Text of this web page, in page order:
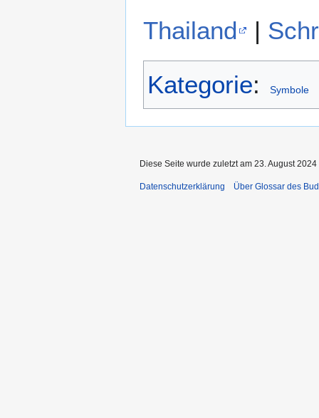
Thailand
|
Kategorie: Symbole
Diese Seite wurde zuletzt am 23. August
Datenschutzerklärung Über Glossar des